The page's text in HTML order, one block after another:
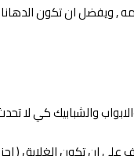
, ويفضل ان تكون
والشبابيك كي لا